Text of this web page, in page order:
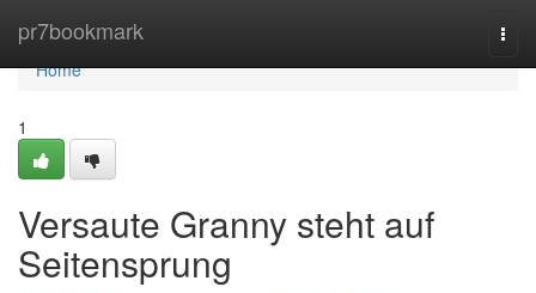
pr7bookmark
Home
Home
1
Versaute Granny steht auf
Seitensprung